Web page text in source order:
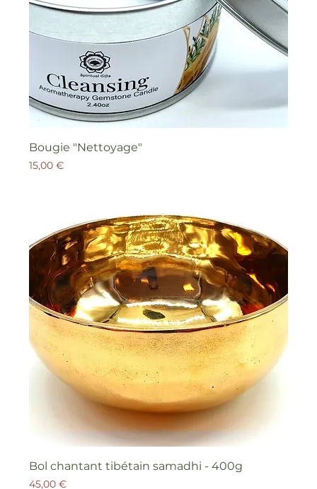
Bougie "Nettoyage"
Prix
15,00 €
Bol chantant tibétain samadhi - 400g
Prix
45,00 €